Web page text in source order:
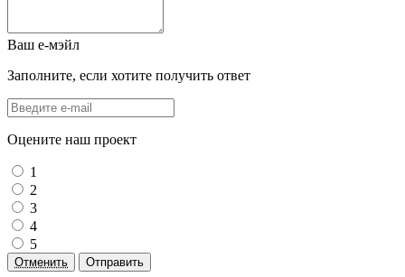
Ваш е-мэйл
Заполните, если хотите получить ответ
Оцените наш проект
1
2
3
4
5
Отменить Отправить